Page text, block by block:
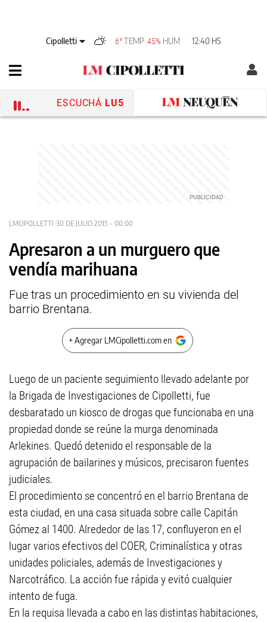
Cipolletti 6°TEMP 45% HUM 12:40 HS
ESCUCHÁ LU5
LMCIPOLLETTI 30 DE JULIO 2015 - 00:00
Apresaron a un murguero que
vendía marihuana
Fue tras un procedimiento en su vivienda del
barrio Brentana.
+ Agregar LMCipolletti.com en
Luego de un paciente seguimiento llevado adelante por
la Brigada de Investigaciones de Cipolletti, fue
desbaratado un kiosco de drogas que funcionaba en una
propiedad donde se reúne la murga denominada
Arlekines. Quedó detenido el responsable de la
agrupación de bailarines y músicos, precisaron fuentes
judiciales.
El procedimiento se concentró en el barrio Brentana de
esta ciudad, en una casa situada sobre calle Capitán
Gómez al 1400. Alrededor de las 17, confluyeron en el
lugar varios efectivos del COER, Criminalística y otras
unidades policiales, además de Investigaciones y
Narcotráfico. La acción fue rápida y evitó cualquier
intento de fuga.
En la requisa llevada a cabo en las distintas habitaciones,